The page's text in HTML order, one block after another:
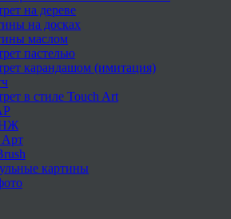
на дереве
на досках
маслом
пастелью
карандашом (имитация)
в стиле Touch Art
картины